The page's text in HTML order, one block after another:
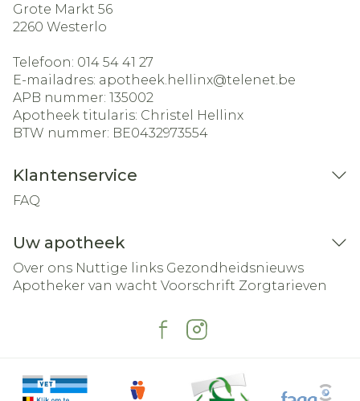
Grote Markt 56
2260 Westerlo
Telefoon: 014 54 41 27
E-mailadres: apotheek.hellinx@telenet.be
APB nummer: 135002
Apotheek titularis: Christel Hellinx
BTW nummer: BE0432973554
Klantenservice
FAQ
Uw apotheek
Over ons Nuttige links Gezondheidsnieuws
Apotheker van wacht Voorschrift Zorgtarieven